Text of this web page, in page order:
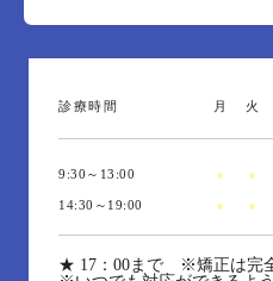
診療時間 月 火
9:30～13:00 ● ●
14:30～19:00 ● ●
★ 17：00まで ※矯正は完